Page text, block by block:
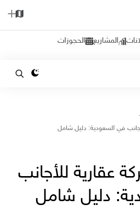
المشاريع الحجوزات
في السعودية: دليل شامل
عقارية للأجانب
دليل شامل